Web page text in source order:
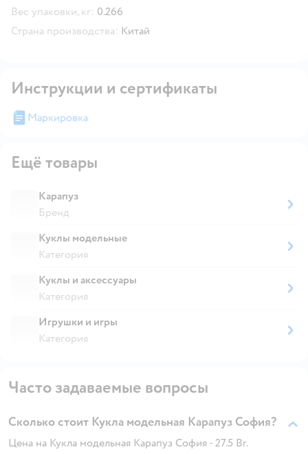
Вес упаковки, кг: 0.266
Страна производства: Китай
Инструкции и сертификаты
Маркировка
Ещё товары
Карапуз
Бренд
Куклы модельные
Категория
Куклы и аксессуары
Категория
Игрушки и игры
Категория
Часто задаваемые вопросы
Сколько стоит Кукла модельная Карапуз София?
Цена на Кукла модельная Карапуз София - 27.5 Br.